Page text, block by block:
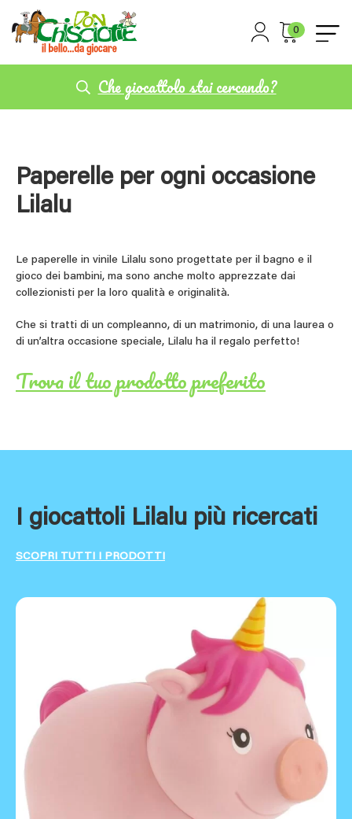
0
Che giocattolo stai cercando?
Paperelle per ogni occasione
Lilalu
Le paperelle in vinile Lilalu sono progettate per il bagno e il
gioco dei bambini, ma sono anche molto apprezzate dai
collezionisti per la loro qualità e originalità.
Che si tratti di un compleanno, di un matrimonio, di una laurea o
di un’altra occasione speciale, Lilalu ha il regalo perfetto!
Trova il tuo prodotto preferito
I giocattoli Lilalu più ricercati
SCOPRI TUTTI I PRODOTTI